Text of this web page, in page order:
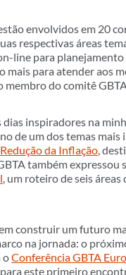
envolvidos em 20
respectivas áreas
line para
mais para atender aos
membro do comitê
inspiradores na
de um dos temas
da Inflação,
também expressou
, um roteiro de seis
construir um futuro
na jornada: o
oConferência GBTA
este primeiro